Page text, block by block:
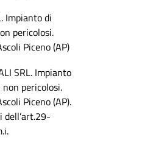
Impianto di
pericolosi.
Piceno (AP)
SRL. Impianto
pericolosi.
Piceno (AP).
dell’art.29-